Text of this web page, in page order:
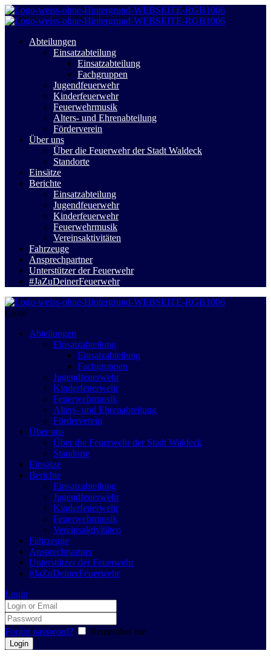
Abteilungen
Einsatzabteilung
Einsatzabteilung
Fachgruppen
Jugendfeuerwehr
Kinderfeuerwehr
Feuerwehrmusik
Alters- und Ehrenabteilung
Förderverein
Über uns
Über die Feuerwehr der Stadt Waldeck
Standorte
Einsätze
Berichte
Einsatzabteilung
Jugendfeuerwehr
Kinderfeuerwehr
Feuerwehrmusik
Vereinsaktivitäten
Fahrzeuge
Ansprechpartner
Unterstützer der Feuerwehr
#JaZuDeinerFeuerwehr
Close
Abteilungen
Einsatzabteilung
Einsatzabteilung
Fachgruppen
Jugendfeuerwehr
Kinderfeuerwehr
Feuerwehrmusik
Alters- und Ehrenabteilung
Förderverein
Über uns
Über die Feuerwehr der Stadt Waldeck
Standorte
Einsätze
Berichte
Einsatzabteilung
Jugendfeuerwehr
Kinderfeuerwehr
Feuerwehrmusik
Vereinsaktivitäten
Fahrzeuge
Ansprechpartner
Unterstützer der Feuerwehr
#JaZuDeinerFeuerwehr
Login
Forgot password? Remember me